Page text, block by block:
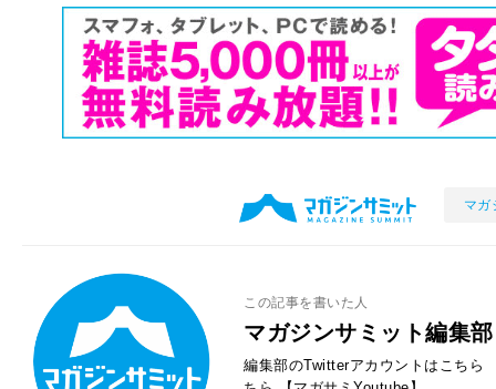
マガ
この記事を書いた人
マガジンサミット編集部
編集部のTwitterアカウントはこちら